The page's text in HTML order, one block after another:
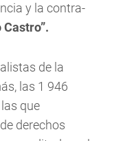
y la contra-
de la
las 1 946
que
derechos